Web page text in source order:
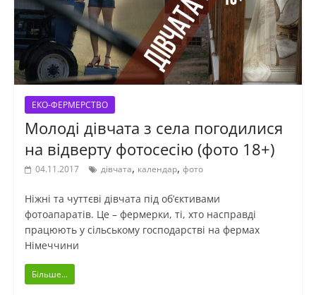
ЕКО-ФЕРМЕРСТВО
Молоді дівчата з села погодилися
на відверту фотосесію (фото 18+)
04.11.2017 дівчата, календар, фото
Ніжні та чуттєві дівчата під об’єктивами
фотоапаратів. Це – фермерки, ті, хто насправді
працюють у сільському господарстві на фермах
Німеччини
Більше...